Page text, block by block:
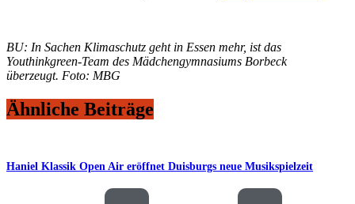
BU: In Sachen Klimaschutz geht in Essen mehr, ist das
Youthinkgreen-Team des Mädchengymnasiums Borbeck
überzeugt. Foto: MBG
Ähnliche Beiträge
Haniel Klassik Open Air eröffnet Duisburgs neue Musikspielzeit